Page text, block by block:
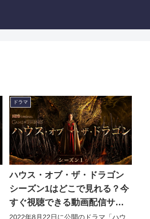
ドラマ
ハウス・オブ・ザ・ドラゴン
シーズン1はどこで見れる？今
すぐ視聴できる動画配信サー
ビスを紹介！
2022年8月22日に公開のドラマ「ハウ